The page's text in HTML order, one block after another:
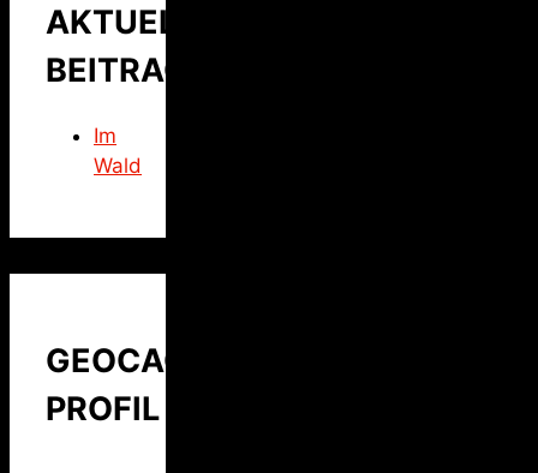
AKTUELLER
BEITRAG
Im
Wald
GEOCACHING
PROFIL